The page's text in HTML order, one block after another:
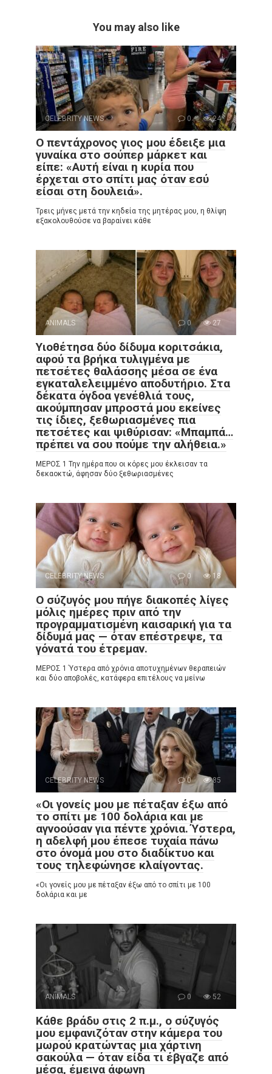
You may also like
CELEBRITY NEWS 0 24
Ο πεντάχρονος γιος μου έδειξε μια
γυναίκα στο σούπερ μάρκετ και
είπε: «Αυτή είναι η κυρία που
έρχεται στο σπίτι μας όταν εσύ
είσαι στη δουλειά».
Τρεις μήνες μετά την κηδεία της μητέρας μου, η θλίψη
εξακολουθούσε να βαραίνει κάθε
ANIMALS 0 27
Υιοθέτησα δύο δίδυμα κοριτσάκια,
αφού τα βρήκα τυλιγμένα με
πετσέτες θαλάσσης μέσα σε ένα
εγκαταλελειμμένο αποδυτήριο. Στα
δέκατα όγδοα γενέθλιά τους,
ακούμπησαν μπροστά μου εκείνες
τις ίδιες, ξεθωριασμένες πια
πετσέτες και ψιθύρισαν: «Μπαμπά…
πρέπει να σου πούμε την αλήθεια.»
ΜΕΡΟΣ 1 Την ημέρα που οι κόρες μου έκλεισαν τα
δεκαοκτώ, άφησαν δύο ξεθωριασμένες
CELEBRITY NEWS 0 18
Ο σύζυγός μου πήγε διακοπές λίγες
μόλις ημέρες πριν από την
προγραμματισμένη καισαρική για τα
δίδυμά μας — όταν επέστρεψε, τα
γόνατά του έτρεμαν.
ΜΕΡΟΣ 1 Ύστερα από χρόνια αποτυχημένων θεραπειών
και δύο αποβολές, κατάφερα επιτέλους να μείνω
CELEBRITY NEWS 0 85
«Οι γονείς μου με πέταξαν έξω από
το σπίτι με 100 δολάρια και με
αγνοούσαν για πέντε χρόνια. Ύστερα,
η αδελφή μου έπεσε τυχαία πάνω
στο όνομά μου στο διαδίκτυο και
τους τηλεφώνησε κλαίγοντας.
«Οι γονείς μου με πέταξαν έξω από το σπίτι με 100
δολάρια και με
ANIMALS 0 52
Κάθε βράδυ στις 2 π.μ., ο σύζυγός
μου εμφανιζόταν στην κάμερα του
μωρού κρατώντας μια χάρτινη
σακούλα — όταν είδα τι έβγαζε από
μέσα, έμεινα άφωνη